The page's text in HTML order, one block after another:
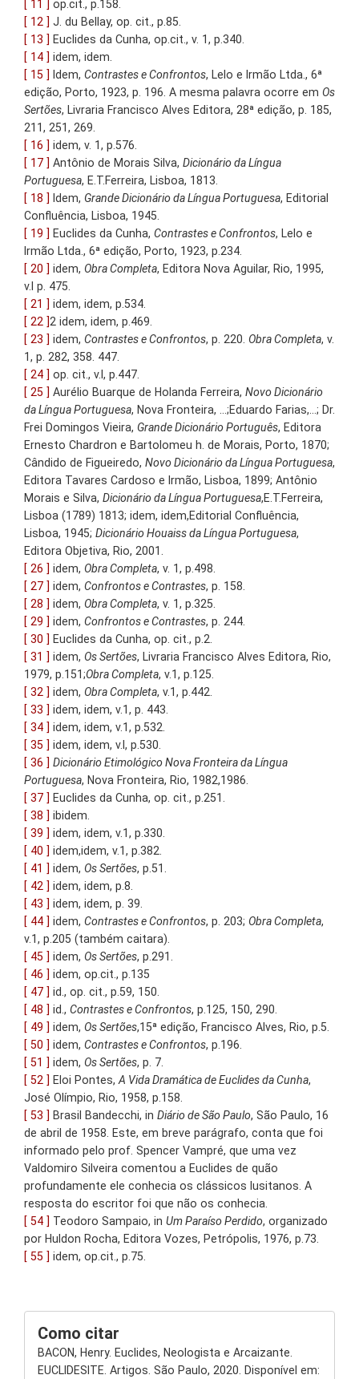
[ 11 ] op.cit., p.158.
[ 12 ] J. du Bellay, op. cit., p.85.
[ 13 ] Euclides da Cunha, op.cit., v. 1, p.340.
[ 14 ] idem, idem.
[ 15 ] Idem, Contrastes e Confrontos, Lelo e Irmão Ltda., 6ª
edição, Porto, 1923, p. 196. A mesma palavra ocorre em Os
Sertões, Livraria Francisco Alves Editora, 28ª edição, p. 185,
211, 251, 269.
[ 16 ] idem, v. 1, p.576.
[ 17 ] Antônio de Morais Silva, Dicionário da Língua
Portuguesa, E.T.Ferreira, Lisboa, 1813.
[ 18 ] Idem, Grande Dicionário da Língua Portuguesa, Editorial
Confluência, Lisboa, 1945.
[ 19 ] Euclides da Cunha, Contrastes e Confrontos, Lelo e
Irmão Ltda., 6ª edição, Porto, 1923, p.234.
[ 20 ] idem, Obra Completa, Editora Nova Aguilar, Rio, 1995,
v.I p. 475.
[ 21 ] idem, idem, p.534.
[ 22 ]2 idem, idem, p.469.
[ 23 ] idem, Contrastes e Confrontos, p. 220. Obra Completa, v.
1, p. 282, 358. 447.
[ 24 ] op. cit., v.I, p.447.
[ 25 ] Aurélio Buarque de Holanda Ferreira, Novo Dicionário
da Língua Portuguesa, Nova Fronteira, …;Eduardo Farias,…; Dr.
Frei Domingos Vieira, Grande Dicionário Português, Editora
Ernesto Chardron e Bartolomeu h. de Morais, Porto, 1870;
Cândido de Figueiredo, Novo Dicionário da Língua Portuguesa,
Editora Tavares Cardoso e Irmão, Lisboa, 1899; Antônio
Morais e Silva, Dicionário da Língua Portuguesa,E.T.Ferreira,
Lisboa (1789) 1813; idem, idem,Editorial Confluência,
Lisboa, 1945; Dicionário Houaiss da Língua Portuguesa,
Editora Objetiva, Rio, 2001.
[ 26 ] idem, Obra Completa, v. 1, p.498.
[ 27 ] idem, Confrontos e Contrastes, p. 158.
[ 28 ] idem, Obra Completa, v. 1, p.325.
[ 29 ] idem, Confrontos e Contrastes, p. 244.
[ 30 ] Euclides da Cunha, op. cit., p.2.
[ 31 ] idem, Os Sertões, Livraria Francisco Alves Editora, Rio,
1979, p.151;Obra Completa, v.1, p.125.
[ 32 ] idem, Obra Completa, v.1, p.442.
[ 33 ] idem, idem, v.1, p. 443.
[ 34 ] idem, idem, v.1, p.532.
[ 35 ] idem, idem, v.I, p.530.
[ 36 ] Dicionário Etimológico Nova Fronteira da Língua
Portuguesa, Nova Fronteira, Rio, 1982,1986.
[ 37 ] Euclides da Cunha, op. cit., p.251.
[ 38 ] ibidem.
[ 39 ] idem, idem, v.1, p.330.
[ 40 ] idem,idem, v.1, p.382.
[ 41 ] idem, Os Sertões, p.51.
[ 42 ] idem, idem, p.8.
[ 43 ] idem, idem, p. 39.
[ 44 ] idem, Contrastes e Confrontos, p. 203; Obra Completa,
v.1, p.205 (também caitara).
[ 45 ] idem, Os Sertões, p.291.
[ 46 ] idem, op.cit., p.135
[ 47 ] id., op. cit., p.59, 150.
[ 48 ] id., Contrastes e Confrontos, p.125, 150, 290.
[ 49 ] idem, Os Sertões,15ª edição, Francisco Alves, Rio, p.5.
[ 50 ] idem, Contrastes e Confrontos, p.196.
[ 51 ] idem, Os Sertões, p. 7.
[ 52 ] Eloi Pontes, A Vida Dramática de Euclides da Cunha,
José Olímpio, Rio, 1958, p.158.
[ 53 ] Brasil Bandecchi, in Diário de São Paulo, São Paulo, 16
de abril de 1958. Este, em breve parágrafo, conta que foi
informado pelo prof. Spencer Vampré, que uma vez
Valdomiro Silveira comentou a Euclides de quão
profundamente ele conhecia os clássicos lusitanos. A
resposta do escritor foi que não os conhecia.
[ 54 ] Teodoro Sampaio, in Um Paraíso Perdido, organizado
por Huldon Rocha, Editora Vozes, Petrópolis, 1976, p.73.
[ 55 ] idem, op.cit., p.75.
Como citar
BACON, Henry. Euclides, Neologista e Arcaizante.
EUCLIDESITE. Artigos. São Paulo, 2020. Disponível em: